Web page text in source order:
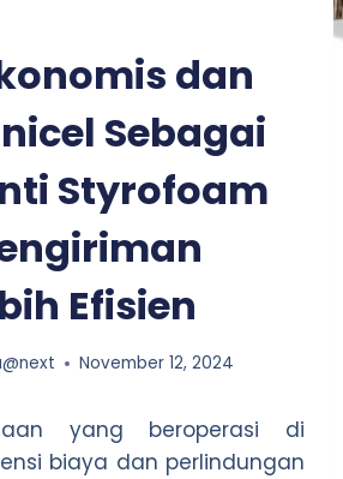
dan
Sebagai
Styrofoam
Efisien
November 12, 2024
yang beroperasi di
biaya dan perlindungan